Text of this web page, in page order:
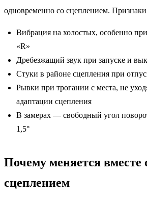
одновременно со сцеплением.
Вибрация на холостых, особенно
«R»
Дребезжащий звук при запуске и
Стуки в районе сцепления при
Рывки при трогании с места, не
адаптации сцепления
В замерах — свободный угол
1,5°
Почему меняется вместе
сцеплением